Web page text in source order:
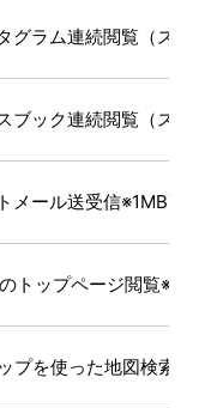
グラム連続閲覧（スク
ブック連続閲覧（スク
メール送受信※1MB画
トップページ閲覧
プを使った地図検索な